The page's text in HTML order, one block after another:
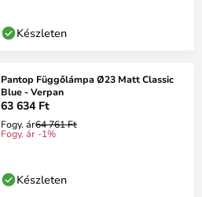
Készleten
Pantop Függőlámpa Ø23 Matt Classic
Blue - Verpan
63 634 Ft
Fogy. ár64 761 Ft
Fogy. ár -1%
Készleten